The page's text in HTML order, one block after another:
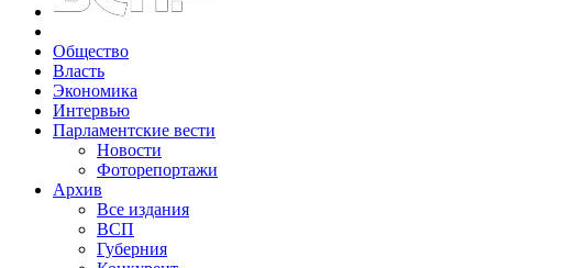
Общество
Власть
Экономика
Интервью
Парламентские вести
Новости
Фоторепортажи
Архив
Все издания
ВСП
Губерния